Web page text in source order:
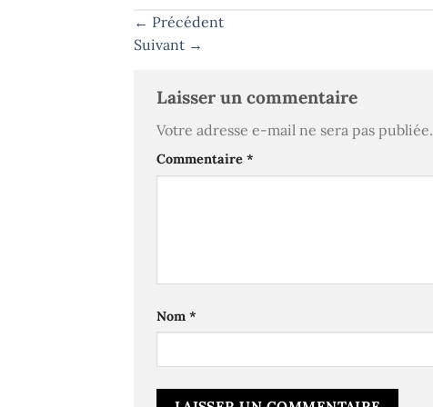
← Précédent
Suivant →
Laisser un commentaire
Votre adresse e-mail ne sera pas publiée.
Commentaire *
Nom *